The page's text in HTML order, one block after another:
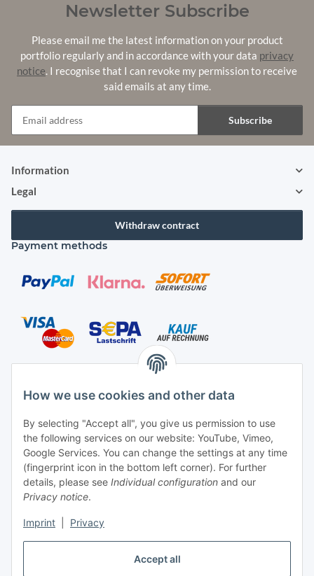
Accept all
How we use cookies and other data
By selecting "Accept all", you give us permission to use
the following services on our website: YouTube, Vimeo,
Google Services. You can change the settings at any time
(fingerprint icon in the bottom left corner). For further
details, please see Individual configuration and our
Privacy notice.
Imprint Privacy
Newsletter Subscribe
Please email me the latest information on your product
portfolio regularly and in accordance with your data privacy
notice. I recognise that I can revoke my permission to receive
said emails at any time.
Subscribe
Information
Legal
Withdraw contract
Payment methods
Contact
Mayaadi Home
Max-Planck-Str. 34
61184 Karben
Germany
Telephone: +49-6039-938080